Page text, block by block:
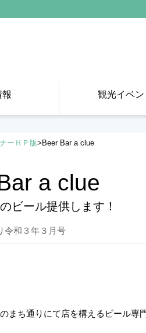
観光イベン
ーＨＰ版>Beer Bar a clue
a clue
ビール提供します！
令和３年３月号
まち通りにて店を構えるビール専